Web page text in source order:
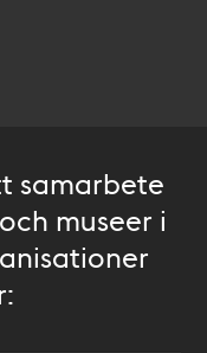
samarbete
museer i